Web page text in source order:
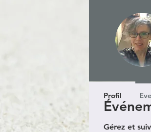
Gérez et
Profil